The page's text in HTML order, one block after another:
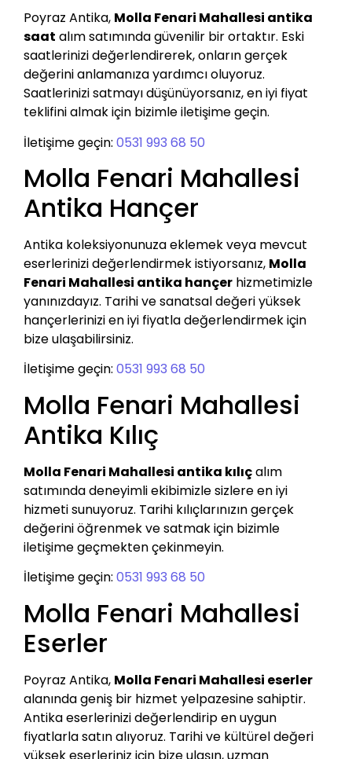
Poyraz Antika, Molla Fenari Mahallesi antika
saat alım satımında güvenilir bir ortaktır. Eski
saatlerinizi değerlendirerek, onların gerçek
değerini anlamanıza yardımcı oluyoruz.
Saatlerinizi satmayı düşünüyorsanız, en iyi fiyat
teklifini almak için bizimle iletişime geçin.
İletişime geçin: 0531 993 68 50
Molla Fenari Mahallesi
Antika Hançer
Antika koleksiyonunuza eklemek veya mevcut
eserlerinizi değerlendirmek istiyorsanız, Molla
Fenari Mahallesi antika hançer hizmetimizle
yanınızdayız. Tarihi ve sanatsal değeri yüksek
hançerlerinizi en iyi fiyatla değerlendirmek için
bize ulaşabilirsiniz.
İletişime geçin: 0531 993 68 50
Molla Fenari Mahallesi
Antika Kılıç
Molla Fenari Mahallesi antika kılıçalım
satımında deneyimli ekibimizle sizlere en iyi
hizmeti sunuyoruz. Tarihi kılıçlarınızın gerçek
değerini öğrenmek ve satmak için bizimle
iletişime geçmekten çekinmeyin.
İletişime geçin: 0531 993 68 50
Molla Fenari Mahallesi
Eserler
Poyraz Antika, Molla Fenari Mahallesi eserler
alanında geniş bir hizmet yelpazesine sahiptir.
Antika eserlerinizi değerlendirip en uygun
fiyatlarla satın alıyoruz. Tarihi ve kültürel değeri
yüksek eserleriniz için bize ulaşın, uzman